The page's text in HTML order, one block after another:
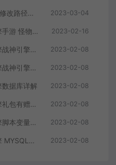
【文本】幽冥引擎 幽冥合击修改路径大全 部分注释介绍 2023-03-04
【文本】GowLom2战神引擎手游 怪物部分攻击代码 2023-02-16
【文本】GowLom2战神引擎战神引擎复古传奇 玩家属性 2023-02-08
【文本】GowLom2战神引擎战神引擎DB表mir库 详细介绍 2023-02-08
数据库详解 2023-02-08
【文本】GowLom2战神引擎礼包有赠字修改掉 可以丢弃 2023-02-08
【文本】GowLom2战神引擎脚本变量大全 2023-02-08
【文本】GowLom2战神引擎 MYSQL安装时出现问题（The service already exists） 2023-02-08